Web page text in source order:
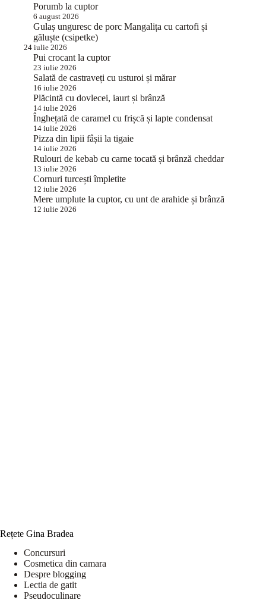
Porumb la cuptor
6 august 2026
Gulaș unguresc de porc Mangalița cu cartofi și
găluște (csipetke)
24 iulie 2026
Pui crocant la cuptor
23 iulie 2026
Salată de castraveți cu usturoi și mărar
16 iulie 2026
Plăcintă cu dovlecei, iaurt și brânză
14 iulie 2026
Înghețată de caramel cu frișcă și lapte condensat
14 iulie 2026
Pizza din lipii fâșii la tigaie
14 iulie 2026
Rulouri de kebab cu carne tocată și brânză cheddar
13 iulie 2026
Cornuri turcești împletite
12 iulie 2026
Mere umplute la cuptor, cu unt de arahide și brânză
12 iulie 2026
Rețete Gina Bradea
Concursuri
Cosmetica din camara
Despre blogging
Lectia de gatit
Pseudoculinare